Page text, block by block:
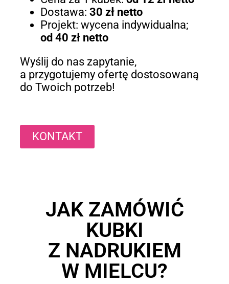
Dostawa: 30 zł netto
Projekt: wycena indywidualna;
od 40 zł netto
Wyślij do nas zapytanie,
a przygotujemy ofertę dostosowaną
do Twoich potrzeb!
KONTAKT
JAK ZAMÓWIĆ
KUBKI
Z NADRUKIEM
W MIELCU?